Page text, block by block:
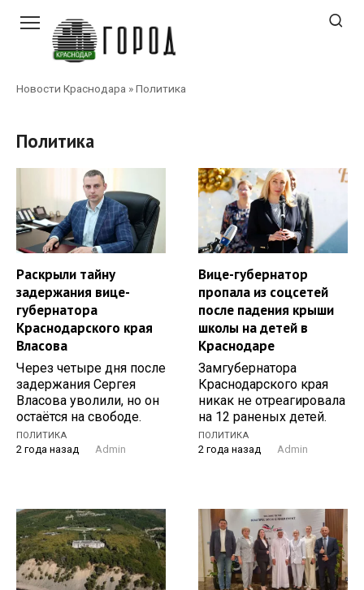
контенту
Новости Краснодара »Политика
Политика
Раскрыли тайну
задержания вице-
губернатора
Краснодарского края
Власова
Через четыре дня после
задержания Сергея
Власова уволили, но он
остаётся на свободе.
ПОЛИТИКА
2 года назад Admin
Вице-губернатор
пропала из соцсетей
после падения крыши
школы на детей в
Краснодаре
Замгубернатора
Краснодарского края
никак не отреагировала
на 12 раненых детей.
ПОЛИТИКА
2 года назад Admin